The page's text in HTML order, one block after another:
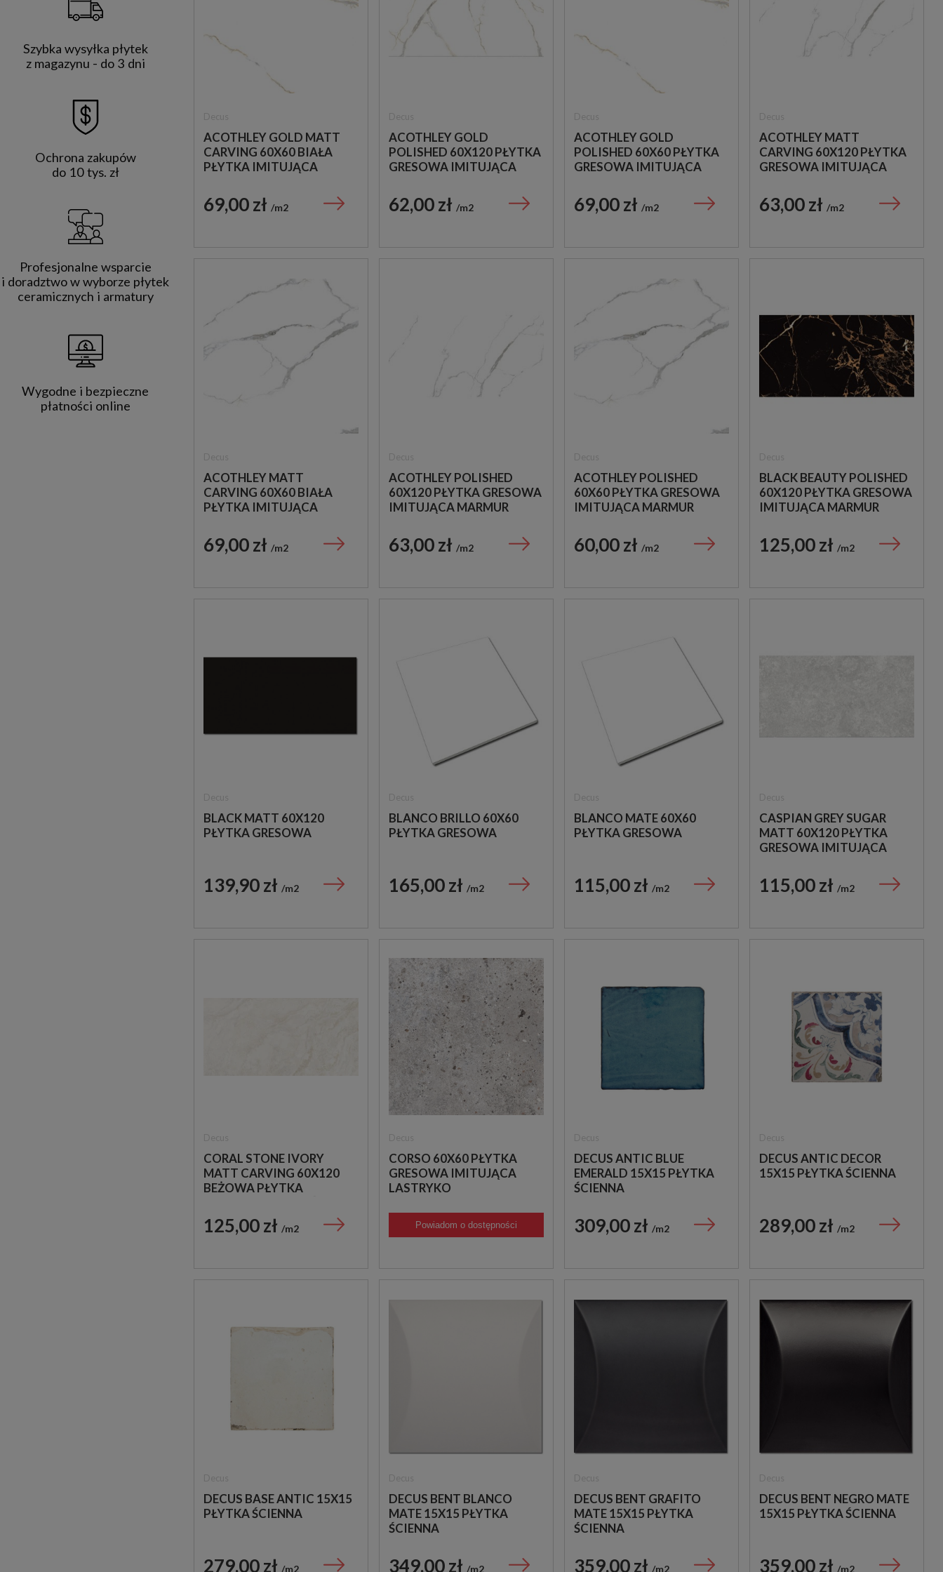
Szybka wysyłka płytek
z magazynu - do 3 dni
Ochrona zakupów
do 10 tys. zł
Profesjonalne wsparcie
i doradztwo w wyborze płytek
ceramicznych i armatury
Wygodne i bezpieczne
płatności online
ACOTHLEY GOLD MATT
CARVING 60X60 BIAŁA
PŁYTKA IMITUJĄCA
69,00 zł m2
ACOTHLEY GOLD
POLISHED 60X120 PŁYTKA
GRESOWA IMITUJĄCA
62,00 zł m2
ACOTHLEY GOLD
POLISHED 60X60 PŁYTKA
GRESOWA IMITUJĄCA
69,00 zł m2
ACOTHLEY MATT
CARVING 60X120 PŁYTKA
GRESOWA IMITUJĄCA
63,00 zł m2
ACOTHLEY MATT
CARVING 60X60 BIAŁA
PŁYTKA IMITUJĄCA
69,00 zł m2
ACOTHLEY POLISHED
60X120 PŁYTKA GRESOWA
IMITUJĄCA MARMUR
63,00 zł m2
ACOTHLEY POLISHED
60X60 PŁYTKA GRESOWA
IMITUJĄCA MARMUR
60,00 zł m2
BLACK BEAUTY POLISHED
60X120 PŁYTKA GRESOWA
IMITUJĄCA MARMUR
125,00 zł m2
BLACK MATT 60X120
PŁYTKA GRESOWA
139,90 zł m2
BLANCO BRILLO 60X60
PŁYTKA GRESOWA
165,00 zł m2
BLANCO MATE 60X60
PŁYTKA GRESOWA
115,00 zł m2
CASPIAN GREY SUGAR
MATT 60X120 PŁYTKA
GRESOWA IMITUJĄCA
115,00 zł m2
CORAL STONE IVORY
MATT CARVING 60X120
BEŻOWA PŁYTKA
125,00 zł m2
CORSO 60X60 PŁYTKA
GRESOWA IMITUJĄCA
LASTRYKO
109,00 zł m2
Powiadom o dostępności
DECUS ANTIC BLUE
EMERALD 15X15 PŁYTKA
ŚCIENNA
309,00 zł m2
DECUS ANTIC DECOR
15X15 PŁYTKA ŚCIENNA
289,00 zł m2
DECUS BASE ANTIC 15X15
PŁYTKA ŚCIENNA
279,00 zł m2
DECUS BENT BLANCO
MATE 15X15 PŁYTKA
ŚCIENNA
349,00 zł m2
DECUS BENT GRAFITO
MATE 15X15 PŁYTKA
ŚCIENNA
359,00 zł m2
DECUS BENT NEGRO MATE
15X15 PŁYTKA ŚCIENNA
359,00 zł m2